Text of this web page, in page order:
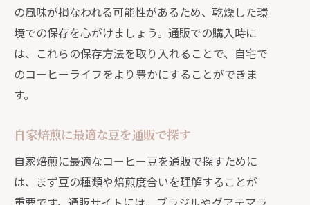
の風味が損なわれる可能性があるため、乾燥した環
境での保存を心がけましょう。通販での購入時に
は、これらの保存方法を取り入れることで、自宅で
のコーヒーライフをより豊かにすることができま
す。
自家焙煎に最適な豆を通販で探す
自家焙煎に最適なコーヒー豆を通販で探すために
は、まず豆の種類や焙煎度合いを理解することが